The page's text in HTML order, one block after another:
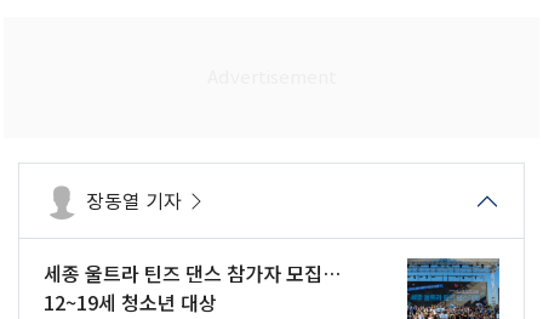
장동열 기자
세종 울트라 틴즈 댄스 참가자 모집…
12~19세 청소년 대상